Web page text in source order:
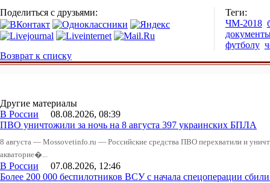
Поделиться с друзьями:
Теги:
ЧМ-2018
футболу
Возврат к списку
Другие материалы
В России 08.08.2026, 08:39
ПВО уничтожили за ночь на 8 августа 397 украинских БПЛА
8 августа — Mossovetinfo.ru — Российские средства ПВО перехватили и
акваторие�...
В России 07.08.2026, 12:46
Более 200 000 беспилотников ВСУ с начала спецоперации